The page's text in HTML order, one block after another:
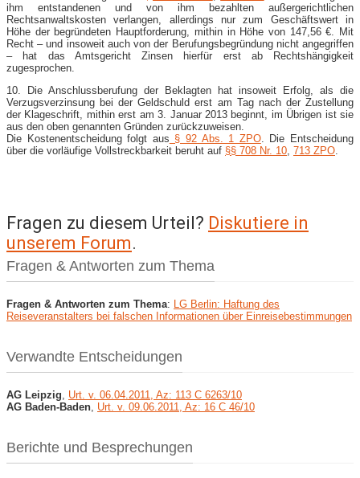
ihm entstandenen und von ihm bezahlten außergerichtlichen
Rechtsanwaltskosten verlangen, allerdings nur zum Geschäftswert in
Höhe der begründeten Hauptforderung, mithin in Höhe von 147,56 €. Mit
Recht – und insoweit auch von der Berufungsbegründung nicht angegriffen
– hat das Amtsgericht Zinsen hierfür erst ab Rechtshängigkeit
zugesprochen.
10. Die Anschlussberufung der Beklagten hat insoweit Erfolg, als die
Verzugsverzinsung bei der Geldschuld erst am Tag nach der Zustellung
der Klageschrift, mithin erst am 3. Januar 2013 beginnt, im Übrigen ist sie
aus den oben genannten Gründen zurückzuweisen.
Die Kostenentscheidung folgt aus § 92 Abs. 1 ZPO. Die Entscheidung
über die vorläufige Vollstreckbarkeit beruht auf §§ 708 Nr. 10 713 ZPO
Fragen zu diesem Urteil? Diskutiere in
unserem Forum.
Fragen & Antworten zum Thema
Fragen & Antworten zum Thema: LG Berlin: Haftung des
Reiseveranstalters bei falschen Informationen über Einreisebestimmungen
Verwandte Entscheidungen
AG Leipzig
Urt. v. 06.04.2011, Az: 113 C 6263/10
AG Baden-Baden Urt. v. 09.06.2011, Az: 16 C 46/10
Berichte und Besprechungen